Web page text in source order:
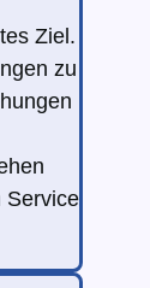
Ziel.
zu
Service